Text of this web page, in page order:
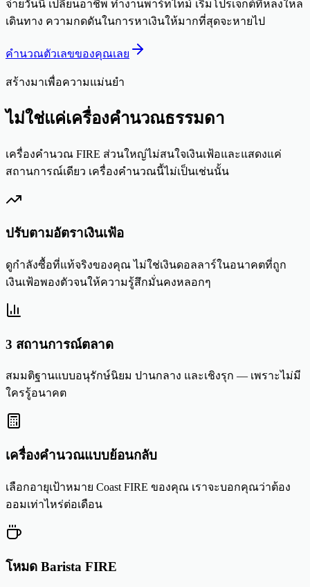
จ่ายวันนี้ เปลี่ยนอาชีพ ทำงานพาร์ทไทม์ เริ่มโปรเจกต์ที่หลงใหล
เดินทาง ความกดดันในการหาเงินให้มากที่สุดจะหายไป
คำนวณตัวเลขของคุณเลย
สร้างมาเพื่อความแม่นยำ
ไม่ใช่แค่เครื่องคำนวณธรรมดา
เครื่องคำนวณ FIRE ส่วนใหญ่ไม่สนใจเงินเฟ้อและแสดงแค่
สถานการณ์เดียว เครื่องคำนวณนี้ไม่เป็นเช่นนั้น
ปรับตามอัตราเงินเฟ้อ
ดูกำลังซื้อที่แท้จริงของคุณ ไม่ใช่เงินดอลลาร์ในอนาคตที่ถูก
เงินเฟ้อพองตัวจนให้ความรู้สึกมั่นคงหลอกๆ
3 สถานการณ์ตลาด
สมมติฐานแบบอนุรักษ์นิยม ปานกลาง และเชิงรุก — เพราะไม่มี
ใครรู้อนาคต
เครื่องคำนวณแบบย้อนกลับ
เลือกอายุเป้าหมาย Coast FIRE ของคุณ เราจะบอกคุณว่าต้อง
ออมเท่าไหร่ต่อเดือน
โหมด Barista FIRE